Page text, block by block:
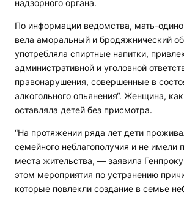
надзорного органа.
По информации ведомства, мать-
вела аморальный и бродяжнический
употребляла спиртные напитки,
административной и уголовной
правонарушения, совершенные в
алкогольного опьянения“. Женщина,
оставляла детей без присмотра.
“На протяжении ряда лет дети
семейного неблагополучия и не имели
места жительства, — заявила
этом мероприятия по устранению
которые повлекли создание в семье